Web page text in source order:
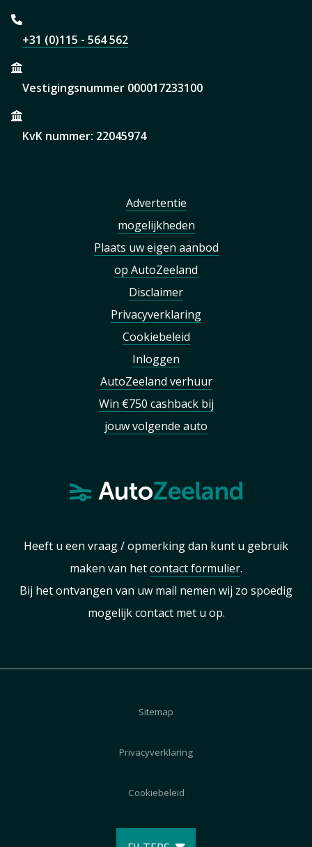
+31 (0)115 - 564 562
Vestigingsnummer 000017233100
KvK nummer: 22045974
Advertentie
mogelijkheden
Plaats uw eigen aanbod
op AutoZeeland
Disclaimer
Privacyverklaring
Cookiebeleid
Inloggen
AutoZeeland verhuur
Win €750 cashback bij
jouw volgende auto
Heeft u een vraag / opmerking dan kunt u gebruik
maken van hetcontact formulier.
Bij het ontvangen van uw mail nemen wij zo spoedig
mogelijk contact met u op.
Sitemap
Privacyverklaring
Cookiebeleid